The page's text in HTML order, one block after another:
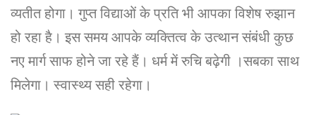
व्यतीत होगा। गुप्त विद्याओं के प्रति भी आपका विशेष रुझान
हो रहा है। इस समय आपके व्यक्तित्व के उत्थान संबंधी कुछ
नए मार्ग साफ होने जा रहे हैं। धर्म में रुचि बढ़ेगी ।सबका साथ
मिलेगा। स्वास्थ्य सही रहेगा।